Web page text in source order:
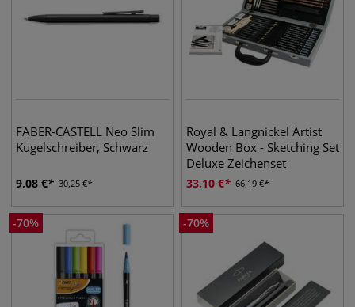
FABER-CASTELL Neo Slim
Kugelschreiber, Schwarz
9,08 € 30,25€
Royal & Langnickel Artist
Wooden Box - Sketching Set
Deluxe Zeichenset
33,10 € 66,19€
-70% -70%